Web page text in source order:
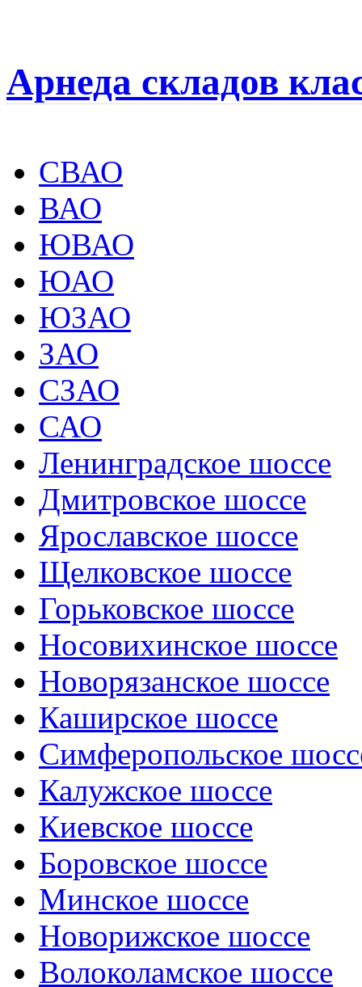
Арнеда складов
СВАО
ВАО
ЮВАО
ЮАО
ЮЗАО
ЗАО
СЗАО
САО
Ленинградское шоссе
Дмитровское шоссе
Ярославское шоссе
Щелковское шоссе
Горьковское шоссе
Носовихинское шоссе
Новорязанское шоссе
Каширское шоссе
Симферопольское
Калужское шоссе
Киевское шоссе
Боровское шоссе
Минское шоссе
Новорижское шоссе
Волоколамское шоссе